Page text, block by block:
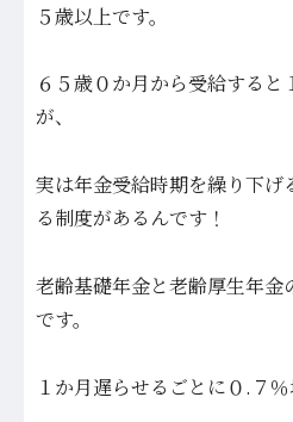
５歳以上です。
６５歳０か月から受給する
が、
実は年金受給時期を繰り下げ
る制度があるんです！
老齢基礎年金と老齢厚生年金
です。
１か月遅らせるごとに０.７％